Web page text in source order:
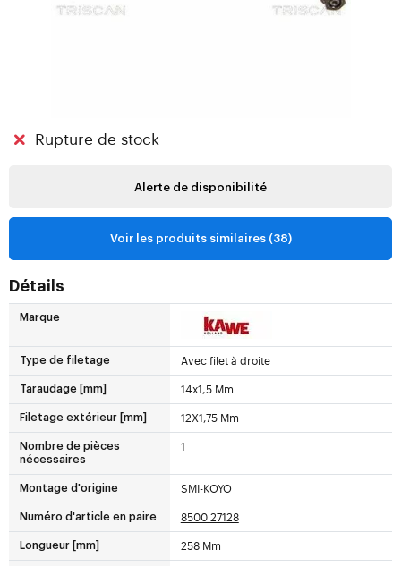
Rupture de stock
Alerte de disponibilité
Voir les produits similaires (38)
Détails
Marque
Type de filetage Avec filet à droite
Taraudage [mm] 14x1,5 Mm
Filetage extérieur [mm] 12X1,75 Mm
Nombre de pièces
nécessaires
1
Montage d'origine SMI-KOYO
Numéro d'article en paire 8500 27128
Longueur [mm] 258 Mm